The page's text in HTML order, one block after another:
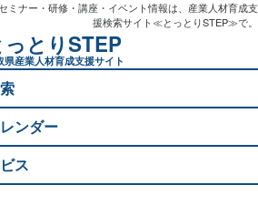
ミナー・研修・講座・イベント情報は、産業人材育成支
援検索サイト≪とっとりSTEP≫で。
っとりSTEP
県産業人材育成支援サイト
ンダー
ス